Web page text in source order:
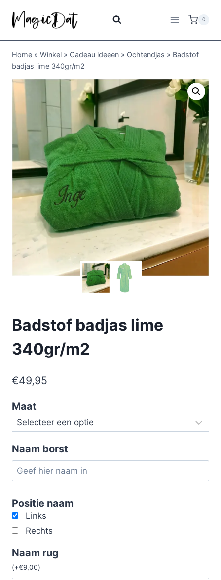
0
Home » Winkel » Cadeau ideeen » Ochtendjas » Badstof
badjas lime 340gr/m2
Badstof badjas lime
340gr/m2
€49,95
Maat
Naam borst
Positie naam
Links
Rechts
Naam rug
(+€9,00)